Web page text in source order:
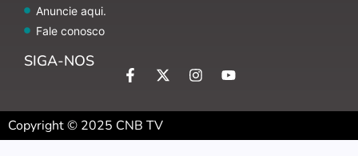
Anuncie aqui.
Fale conosco
SIGA-NOS
Copyright © 2025 CNB TV